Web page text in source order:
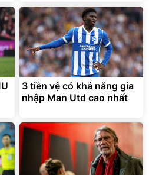
3 tiền vệ có khả năng gia
nhập Man Utd cao nhất